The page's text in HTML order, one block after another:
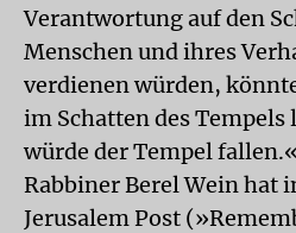
Verantwortung auf den
Menschen und ihres
verdienen würden,
im Schatten des Tempels
würde der Tempel fallen.«
Rabbiner Berel Wein hat
Jerusalem Post